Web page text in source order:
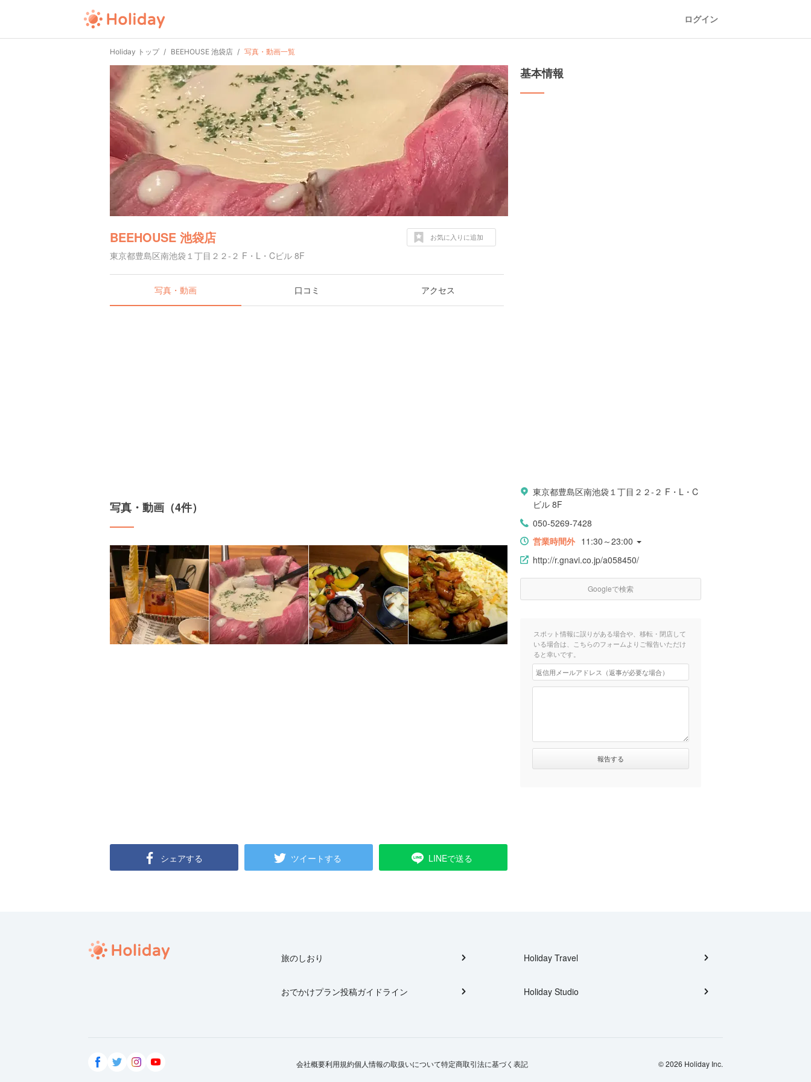
ログイン
Holiday トップ BEEHOUSE 池袋店 写真・動画一覧
BEEHOUSE 池袋店
東京都豊島区南池袋１丁目２２-２ F・L・Cビル 8F
お気に入りに追加
写真・動画 口コミ アクセス
写真・動画（4件）
シェアする ツイートする LINEで送る
基本情報
東京都豊島区南池袋１丁目２２-２ F・L・C
ビル 8F
050-5269-7428
営業時間外 11:30～23:00
http://r.gnavi.co.jp/a058450/
Googleで検索
スポット情報に誤りがある場合や、移転・閉店して
いる場合は、こちらのフォームよりご報告いただけ
ると幸いです。
旅のしおり
おでかけプラン投稿ガイドライン
Holiday Travel
Holiday Studio
会社概要利用規約個人情報の取扱いについて特定商取引法に基づく表記 © 2026 Holiday Inc.